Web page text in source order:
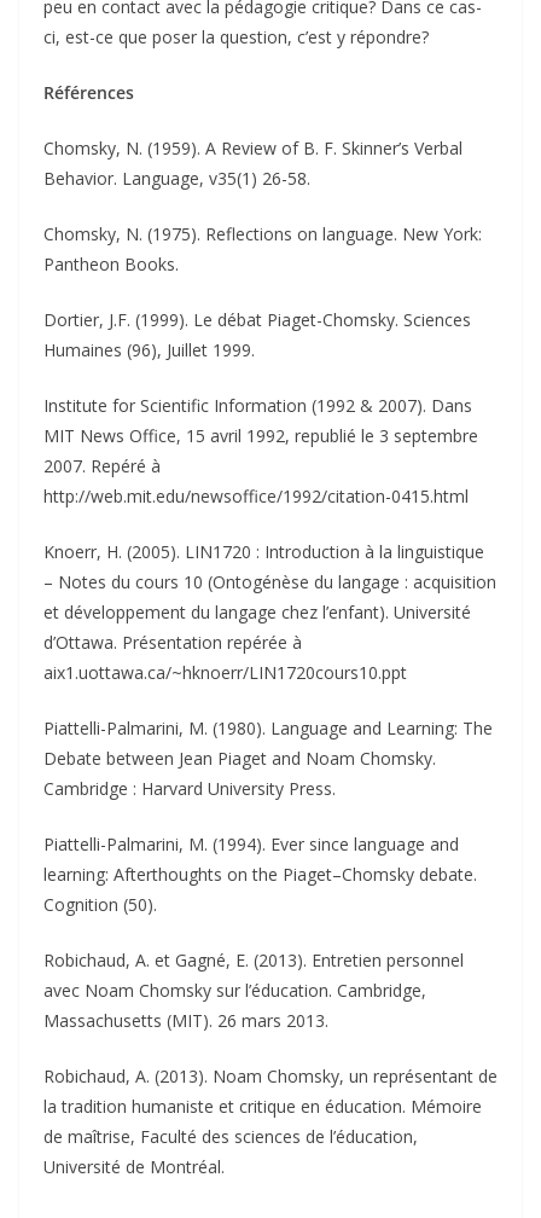
peu en contact avec la pédagogie critique? Dans ce cas-
ci, est-ce que poser la question, c’est y répondre?
Références
Chomsky, N. (1959). A Review of B. F. Skinner’s Verbal
Behavior. Language, v35(1) 26-58.
Chomsky, N. (1975). Reflections on language. New York:
Pantheon Books.
Dortier, J.F. (1999). Le débat Piaget-Chomsky. Sciences
Humaines (96), Juillet 1999.
Institute for Scientific Information (1992 & 2007). Dans
MIT News Office, 15 avril 1992, republié le 3 septembre
2007. Repéré à
http://web.mit.edu/newsoffice/1992/citation-0415.html
Knoerr, H. (2005). LIN1720 : Introduction à la linguistique
– Notes du cours 10 (Ontogénèse du langage : acquisition
et développement du langage chez l’enfant). Université
d’Ottawa. Présentation repérée à
aix1.uottawa.ca/~hknoerr/LIN1720cours10.ppt
Piattelli-Palmarini, M. (1980). Language and Learning: The
Debate between Jean Piaget and Noam Chomsky.
Cambridge : Harvard University Press.
Piattelli-Palmarini, M. (1994). Ever since language and
learning: Afterthoughts on the Piaget–Chomsky debate.
Cognition (50).
Robichaud, A. et Gagné, E. (2013). Entretien personnel
avec Noam Chomsky sur l’éducation. Cambridge,
Massachusetts (MIT). 26 mars 2013.
Robichaud, A. (2013). Noam Chomsky, un représentant de
la tradition humaniste et critique en éducation. Mémoire
de maîtrise, Faculté des sciences de l’éducation,
Université de Montréal.